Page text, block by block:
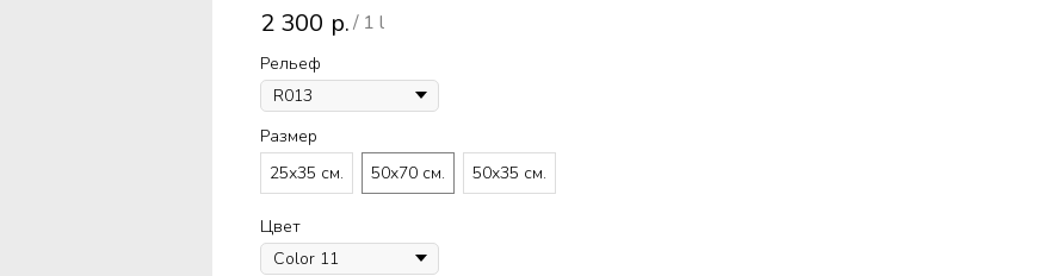
2 300 р./ 1 l
Рельеф
Размер
25х35 см.
50х70 см. 50х35 см.
Цвет